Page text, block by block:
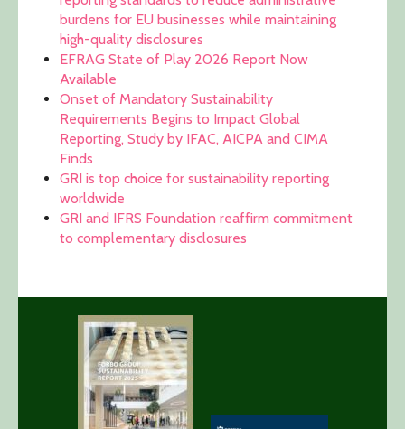
burdens for EU businesses while maintaining
high-quality disclosures
EFRAG State of Play 2026 Report Now
Available
Onset of Mandatory Sustainability
Requirements Begins to Impact Global
Reporting, Study by IFAC, AICPA and CIMA
Finds
GRI is top choice for sustainability reporting
worldwide
GRI and IFRS Foundation reaffirm commitment
to complementary disclosures